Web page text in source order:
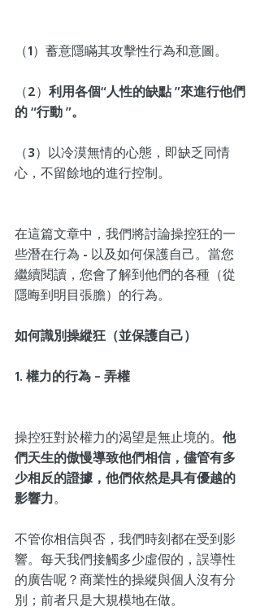
（1）蓄意隱瞞其攻擊性行為和意圖。
（2） 利用各個“人性的缺點 ”來進行他們
的 “行動 ”。
（3）以冷漠無情的心態，即缺乏同情
心，不留餘地的進行控制。
在這篇文章中，我們將討論操控狂的一
些潛在行為 - 以及如何保護自己。當您
繼續閱讀，您會了解到他們的各種（從
隱晦到明目張膽）的行為。
如何識別操縱狂（並保護自己）
1. 權力的行為 – 弄權
操控狂對於權力的渴望是無止境的。 他
們天生的傲慢導致他們相信，儘管有多
少相反的證據，他們依然是具有優越的
影響力。
不管你相信與否，我們時刻都在受到影
響。每天我們接觸多少虛假的，誤導性
的廣告呢？商業性的操縱與個人沒有分
別；前者只是大規模地在做。